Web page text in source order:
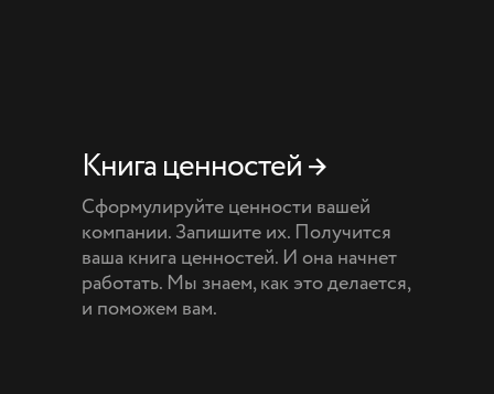
Сформулируйте ценности вашей
компании. Запишите их. Получится
ваша книга ценностей. И она начнет
работать. Мы знаем, как это делается,
и поможем вам.
Книга ценностей →